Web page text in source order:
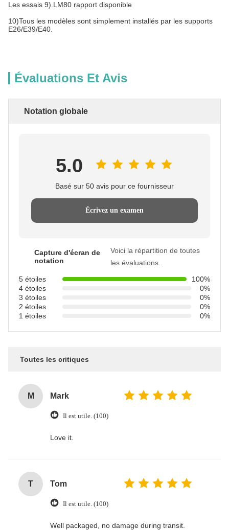
Les essais 9).LM80 rapport disponible
10)Tous les modèles sont simplement installés par les supports
E26/E39/E40.
Évaluations Et Avis
Notation globale
5.0
Basé sur 50 avis pour ce fournisseur
Écrivez un examen
Capture d'écran de
notation
Voici la répartition de toutes
les évaluations.
5 étoiles
100%
4 étoiles
0%
3 étoiles
0%
2 étoiles
0%
1 étoiles
0%
Toutes les critiques
M Mark
Il est utile. (100)
Love it.
T Tom
Il est utile. (100)
Well packaged, no damage during transit.